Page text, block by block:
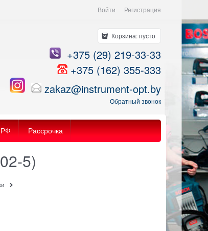
Войти Регистрация
Корзина:пусто
+375 (29) 219-33-33
+375 (162) 355-333
zakaz@instrument-opt.by
Обратный звонок
Рассрочка
5)